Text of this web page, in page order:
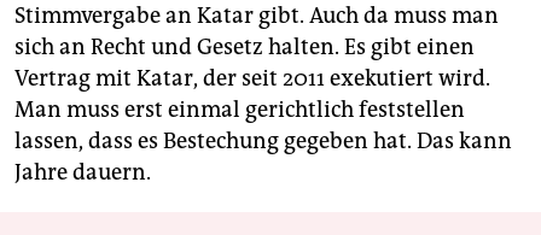
Stimmvergabe an Katar gibt. Auch da muss man
sich an Recht und Gesetz halten. Es gibt einen
Vertrag mit Katar, der seit 2011 exekutiert wird.
Man muss erst einmal gerichtlich feststellen
lassen, dass es Bestechung gegeben hat. Das kann
Jahre dauern.